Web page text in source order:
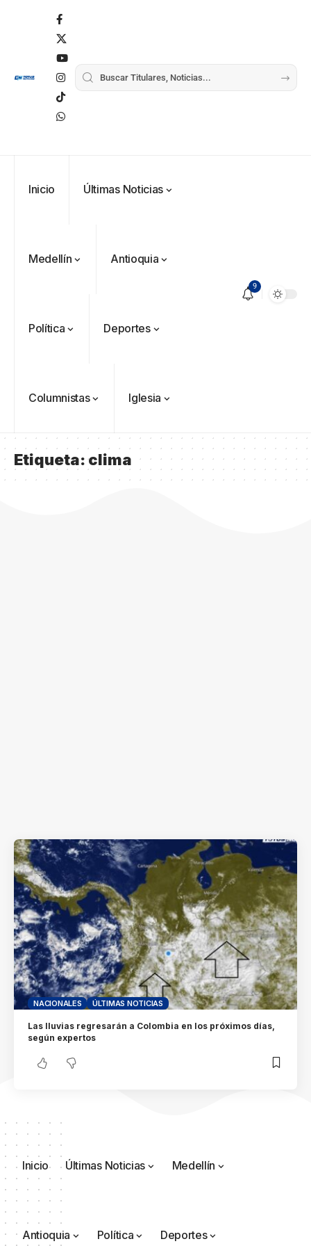
Inicio Últimas Noticias
Medellín Antioquia
Política Deportes
Columnistas Iglesia
9
Etiqueta:clima
NACIONALES ÚLTIMAS NOTICIAS
Las lluvias regresarán a Colombia en los próximos días,
según expertos
Inicio Últimas Noticias Medellín
Antioquia Política Deportes